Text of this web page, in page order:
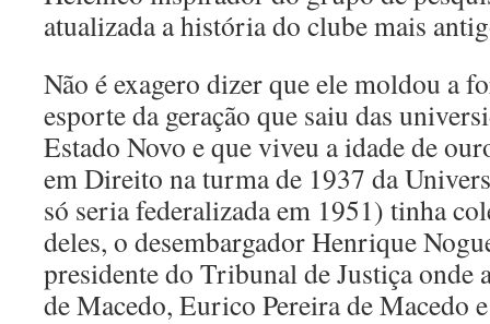
atualizada a história do clube mais
Não é exagero dizer que ele moldou a
esporte da geração que saiu das
Estado Novo e que viveu a idade de
em Direito na turma de 1937 da
só seria federalizada em 1951) tinha
deles, o desembargador Henrique
presidente do Tribunal de Justiça onde
de Macedo, Eurico Pereira de Macedo